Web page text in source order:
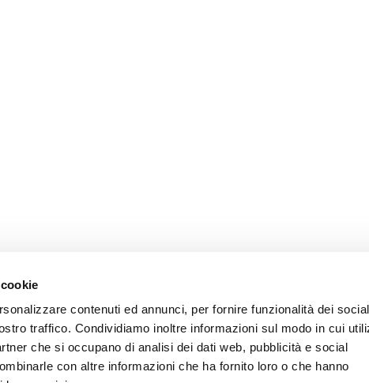
contenuti ed annunci, per fornire funzionalità dei social
traffico. Condividiamo inoltre informazioni sul modo in cui
che si occupano di analisi dei dati web, pubblicità e social
con altre informazioni che ha fornito loro o che hanno